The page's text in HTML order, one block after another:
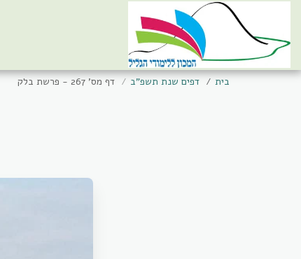
בית דפים שנת תשפ"ב דף מס' 267 - פרשת בלק